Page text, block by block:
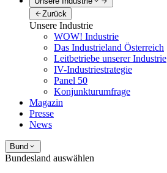
Zurück
Unsere Industrie
WOW! Industrie
Das Industrieland Österreich
Leitbetriebe unserer Industrie
IV-Industriestrategie
Panel 50
Konjunkturumfrage
Magazin
Presse
News
Bund
Bundesland auswählen